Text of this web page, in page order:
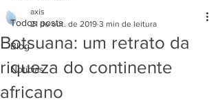
Todos posts
Blog
Notícias
Botsuana: um retrato da
riqueza do continente
africano
axis
21 de out. de 2019 3 min de leitura